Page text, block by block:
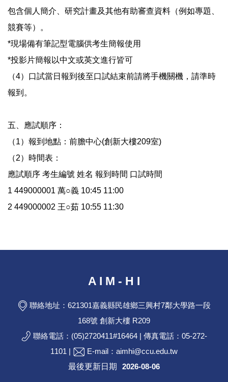
包含個人簡介、研究計畫及其他有助審查資料（例如專題、
競賽等）。
*現場備有筆記型電腦供考生簡報使用
*投影片簡報以中文或英文進行皆可
（4）口試當日報到後至口試結束前請將手機關機，請準時
報到。
五、應試順序：
（1）報到地點：前膽中心(創新大樓209室)
（2）時間表：
應試順序 考生編號 姓名 報到時間 口試時間
1 449000001 萬○義 10:45 11:00
2 449000002 王○茹 10:55 11:30
A I M - H I
聯絡地址：621301嘉義縣民雄鄉三興村7鄰大學路一段
168號 創新大樓 R209
聯絡電話：(05)2720411#16464 | 傳真電話：05-272-
1101 |
E-mail：aimhi@ccu.edu.tw
最後更新日期
2026-08-06